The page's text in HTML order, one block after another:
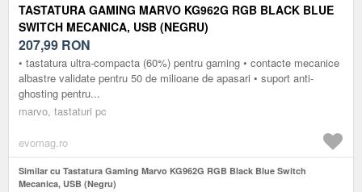
TASTATURA GAMING MARVO KG962G RGB BLACK BLUE
SWITCH MECANICA, USB (NEGRU)
207,99 RON
• tastatura ultra-compacta (60%) pentru gaming • contacte mecanice
albastre validate pentru 50 de milioane de apasari • suport anti-
ghosting pentru...
marvo, tastaturi pc
evomag.ro
Similar cu Tastatura Gaming Marvo KG962G RGB Black Blue Switch
Mecanica, USB (Negru)